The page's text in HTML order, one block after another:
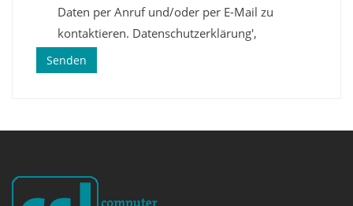
Daten per Anruf und/oder per E-Mail zu
kontaktieren. Datenschutzerklärung',
Senden